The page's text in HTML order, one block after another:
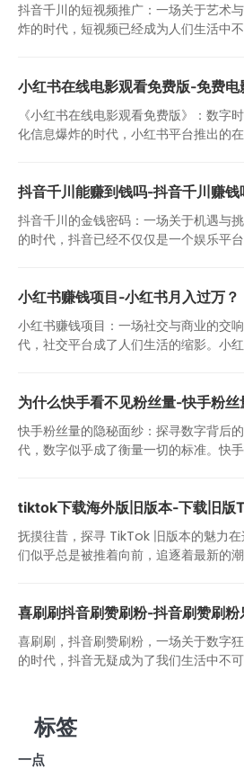
抖音千川的短视频推广：一场关于艺术
炸的时代，短视频已经成为人们生活中
小红书在线电影观看免费版-免费电
《小红书在线电影观看免费版》：数字
化信息爆炸的时代，小红书平台推出的
抖音千川能赚到钱吗-抖音千川赚钱
抖音千川的金钱密码：一场关于机遇与
的时代，抖音已经不仅仅是一个娱乐平
小红书赚钱项目-小红书月入过万？
小红书赚钱项目：一场社交与商业的交
代，社交平台成了人们生活的缩影。小
为什么快手看不见粉丝量-快手粉丝
快手粉丝量的隐秘面纱：探寻数字背后
代，数字似乎成了衡量一切的标准。快
tiktok下载海外版旧版本-下载旧版
抚摸往昔，探寻 TikTok 旧版本的魅力
们似乎总是被推着向前，追逐着最新的
喜刷刷抖音刷赞刷粉-抖音刷赞刷粉
喜刷刷，抖音刷赞刷粉，一场关于数字
的时代，抖音无疑成为了我们生活中不
标签
一点